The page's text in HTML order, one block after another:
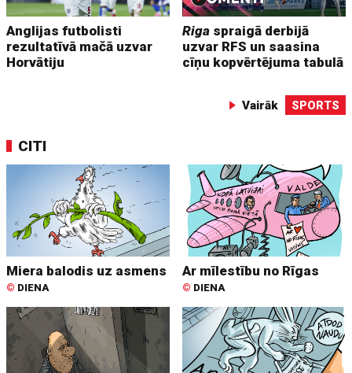
Anglijas futbolisti
rezultatīvā mačā uzvar
Horvātiju
Riga spraigā derbijā
uzvar RFS un saasina
cīņu kopvērtējuma tabulā
Vairāk SPORTS
CITI
Miera balodis uz asmens
© DIENA
Ar mīlestību no Rīgas
© DIENA